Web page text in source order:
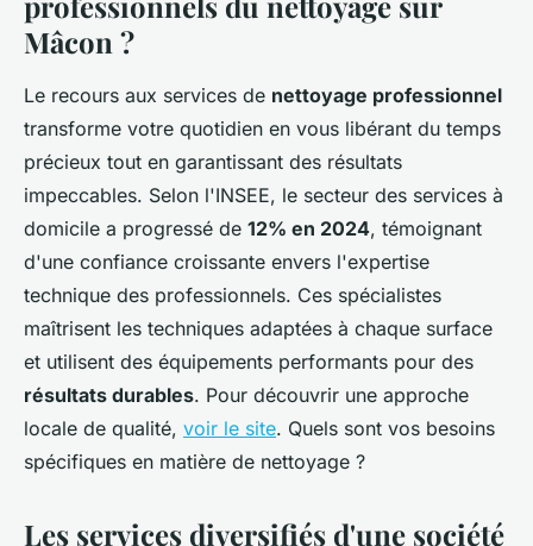
Mâcon ?
Le recours aux services de nettoyage professionnel
transforme votre quotidien en vous libérant du temps
précieux tout en garantissant des résultats
impeccables. Selon l'INSEE, le secteur des services à
domicile a progressé de 12% en 2024, témoignant
d'une confiance croissante envers l'expertise
technique des professionnels. Ces spécialistes
maîtrisent les techniques adaptées à chaque surface
et utilisent des équipements performants pour des
résultats durables. Pour découvrir une approche
locale de qualité, voir le site. Quels sont vos besoins
spécifiques en matière de nettoyage ?
Les services diversifiés d'une société